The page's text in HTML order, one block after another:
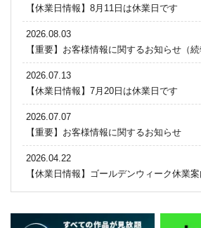
【休業日情報】8月11日は休業日です
2026.08.03
【重要】お客様情報に関するお知らせ（続
2026.07.13
【休業日情報】7月20日は休業日です
2026.07.07
【重要】お客様情報に関するお知らせ
2026.04.22
【休業日情報】ゴールデンウィーク休業案